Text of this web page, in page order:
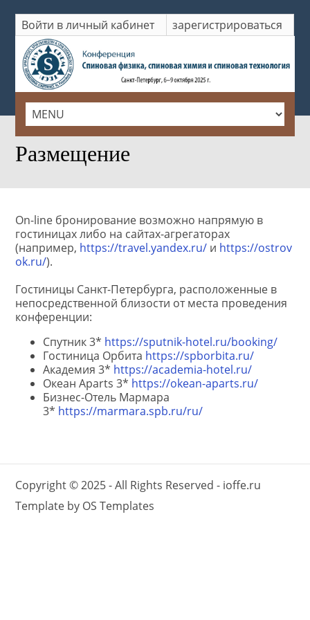
Войти в личный кабинет зарегистрироваться
Размещение
On-line бронирование возможно напрямую в
гостиницах либо на сайтах-агрегаторах
(например, https://travel.yandex.ru/ и https://ostrov
ok.ru/).
Гостиницы Санкт-Петербурга, расположенные в
непосредственной близости от места проведения
конференции:
Спутник 3* https://sputnik-hotel.ru/booking/
Гостиница Орбита https://spborbita.ru/
Академия 3* https://academia-hotel.ru/
Океан Aparts 3* https://okean-aparts.ru/
Бизнес-Отель Мармара
3* https://marmara.spb.ru/ru/
Copyright © 2025 - All Rights Reserved - ioffe.ru
Template by OS Templates